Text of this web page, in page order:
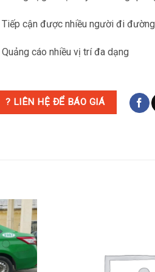
cận được nhiều người đi đường
cáo nhiều vị trí đa dạng
? LIÊN HỆ ĐỂ BÁO GIÁ